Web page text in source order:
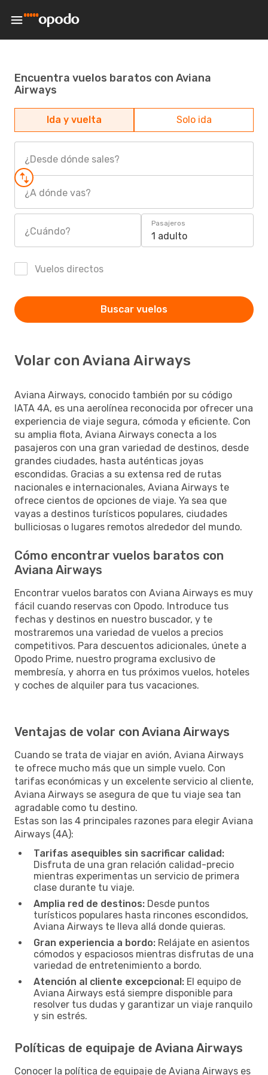
Encuentra vuelos baratos con Aviana
Airways
Ida y vuelta Solo ida
¿Desde dónde sales?
¿A dónde vas?
¿Cuándo?
Pasajeros
1 adulto
Vuelos directos
Buscar vuelos
Volar con Aviana Airways
Aviana Airways, conocido también por su código
IATA 4A, es una aerolínea reconocida por ofrecer una
experiencia de viaje segura, cómoda y eficiente. Con
su amplia flota, Aviana Airways conecta a los
pasajeros con una gran variedad de destinos, desde
grandes ciudades, hasta auténticas joyas
escondidas. Gracias a su extensa red de rutas
nacionales e internacionales, Aviana Airways te
ofrece cientos de opciones de viaje. Ya sea que
vayas a destinos turísticos populares, ciudades
bulliciosas o lugares remotos alrededor del mundo.
Cómo encontrar vuelos baratos con
Aviana Airways
Encontrar vuelos baratos con Aviana Airways es muy
fácil cuando reservas con Opodo. Introduce tus
fechas y destinos en nuestro buscador, y te
mostraremos una variedad de vuelos a precios
competitivos. Para descuentos adicionales, únete a
Opodo Prime, nuestro programa exclusivo de
membresía, y ahorra en tus próximos vuelos, hoteles
y coches de alquiler para tus vacaciones.
Ventajas de volar con Aviana Airways
Cuando se trata de viajar en avión, Aviana Airways
te ofrece mucho más que un simple vuelo. Con
tarifas económicas y un excelente servicio al cliente,
Aviana Airways se asegura de que tu viaje sea tan
agradable como tu destino.
Estas son las 4 principales razones para elegir Aviana
Airways (4A):
Tarifas asequibles sin sacrificar calidad:
Disfruta de una gran relación calidad-precio
mientras experimentas un servicio de primera
clase durante tu viaje.
Amplia red de destinos: Desde puntos
turísticos populares hasta rincones escondidos,
Aviana Airways te lleva allá donde quieras.
Gran experiencia a bordo: Relájate en asientos
cómodos y espaciosos mientras disfrutas de una
variedad de entretenimiento a bordo.
Atención al cliente excepcional: El equipo de
Aviana Airways está siempre disponible para
resolver tus dudas y garantizar un viaje ranquilo
y sin estrés.
Políticas de equipaje de Aviana Airways
Conocer la política de equipaje de Aviana Airways es